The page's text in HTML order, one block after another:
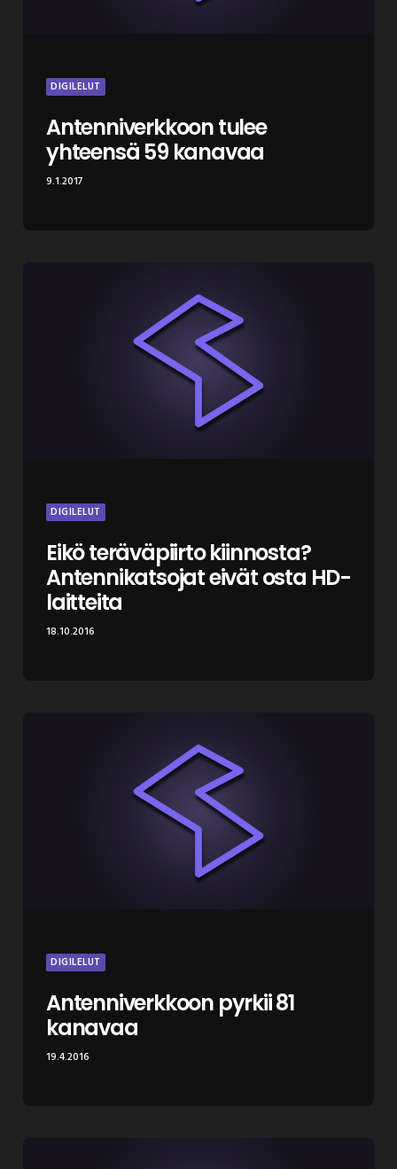
DIGILELUT
Antenniverkkoon tulee
yhteensä 59 kanavaa
9.1.2017
DIGILELUT
Eikö teräväpiirto kiinnosta?
Antennikatsojat eivät osta HD-
laitteita
18.10.2016
DIGILELUT
Antenniverkkoon pyrkii 81
kanavaa
19.4.2016